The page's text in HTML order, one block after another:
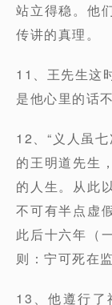
站立得稳。他
传讲的真理。
11、王先生这
是他心里的话
12、“义人虽
的王明道先生
的人生。从此
不可有半点虚
此后十六年（
则：宁可死在
13、他遵行了